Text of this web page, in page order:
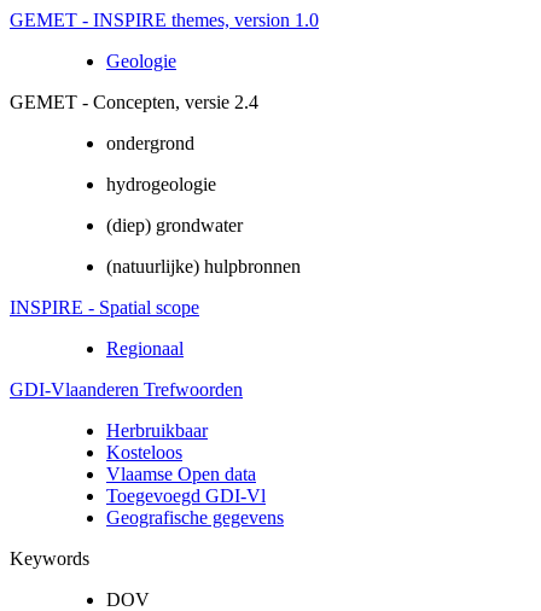
GEMET - INSPIRE themes, version 1.0
Geologie
GEMET - Concepten, versie 2.4
ondergrond
hydrogeologie
(diep) grondwater
(natuurlijke) hulpbronnen
INSPIRE - Spatial scope
Regionaal
GDI-Vlaanderen Trefwoorden
Herbruikbaar
Kosteloos
Vlaamse Open data
Toegevoegd GDI-Vl
Geografische gegevens
Keywords
DOV